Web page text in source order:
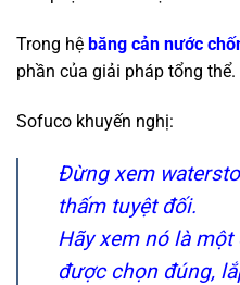
Trong hệ băng cản nước
phần của giải pháp tổng thể.
Sofuco khuyến nghị:
Đừng xem
thấm tuyệt đối.
Hãy xem nó là
được chọn đúng,